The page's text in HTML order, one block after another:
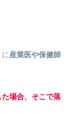
産業医や保健師
場合、そこで落